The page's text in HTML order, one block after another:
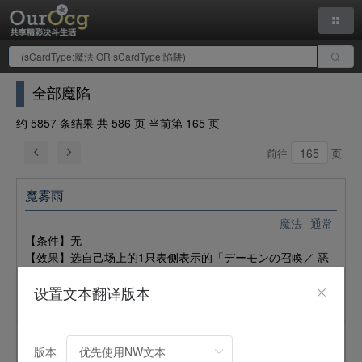
全部魔陷
约 5857 条结果 共 586 页 当前第 165 页
前往 页
魔法 通常
魔雾雨
【条件】无
【效果】选自己场上的1只表侧表示的「デーモンの召喚／ 恶
击力以下的守备力的对手场上的表侧表示怪兽全部破坏。这个
平行宇宙之门
设置文本翻译版本
版本